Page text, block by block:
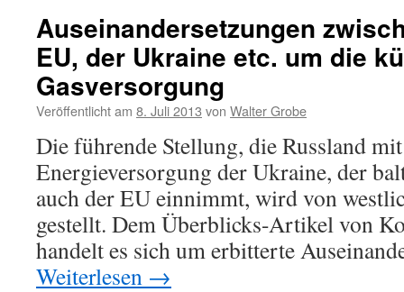
Auseinandersetzungen
EU, der Ukraine etc. um die
Gasversorgung
Veröffentlicht am 8. Juli 2013 von Walter Grobe
Die führende Stellung, die Russland
Energieversorgung der Ukraine, der
auch der EU einnimmt, wird von
gestellt. Dem Überblicks-Artikel von
handelt es sich um erbitterte
Weiterlesen →